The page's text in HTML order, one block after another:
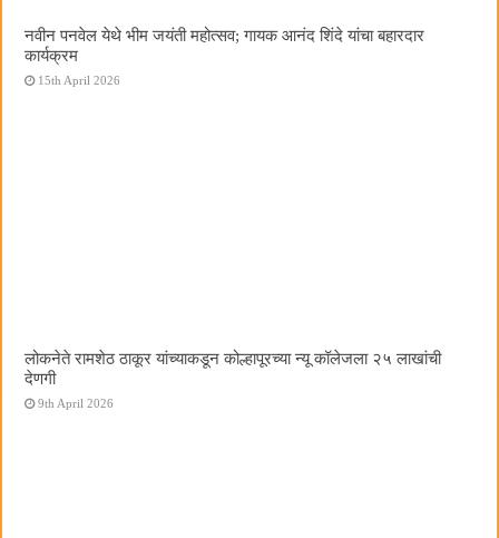
नवीन पनवेल येथे भीम जयंती महोत्सव; गायक आनंद शिंदे यांचा बहारदार
कार्यक्रम
15th April 2026
लोकनेते रामशेठ ठाकूर यांच्याकडून कोल्हापूरच्या न्यू कॉलेजला २५ लाखांची
देणगी
9th April 2026